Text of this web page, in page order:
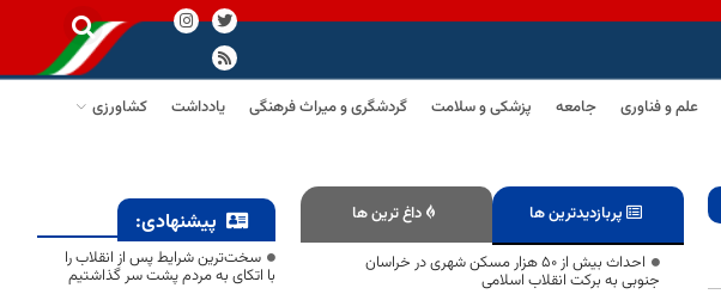
علم و فناوری جامعه پزشکی و سلامت گردشگری و میراث فرهنگی یادداشت
کشاورزی
پربازدیدترین ها داغ ترین ها
احداث بیش از ۵۰ هزار مسکن شهری در خراسان
جنوبی به برکت انقلاب اسلامی
پیشنهادی:
سخت‌ترین شرایط پس از انقلاب را
با اتکای به مردم پشت سر گذاشتیم